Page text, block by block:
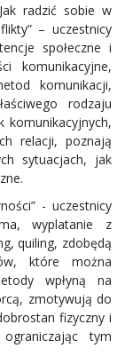
radzić sobie w
– uczestnicy
społeczne i
komunikacyjne,
komunikacji,
rodzaju
komunikacyjnych,
relacji, poznają
sytuacjach, jak
- uczestnicy
wyplatanie z
quiling, zdobędą
które można
wpłyną na
zmotywują do
fizyczny i
tym